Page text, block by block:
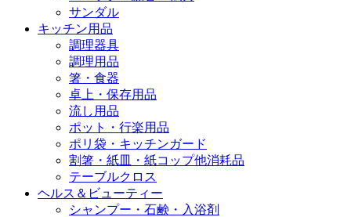
サンダル
キッチン用品
調理器具
調理用品
箸・食器
卓上・保存用品
流し用品
ポット・行楽用品
ポリ袋・キッチンガード
割箸・紙皿・紙コップ他消耗品
テーブルクロス
ヘルス＆ビューティー
シャンプー・石鹸・入浴剤